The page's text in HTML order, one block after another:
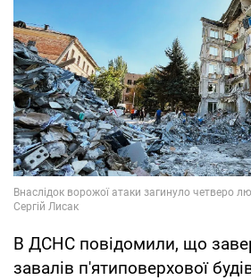
В ДСНС повідомили, що
завалів п'ятиповерхової